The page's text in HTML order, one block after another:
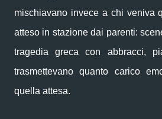
mischiavano invece a chi veniva
atteso in stazione dai parenti:
tragedia greca con abbracci,
trasmettevano quanto carico
quella attesa.